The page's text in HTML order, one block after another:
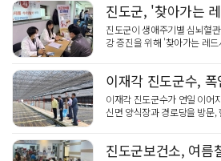
'영암군 가스판매협회', "미래 인재"
진도군이 생애주기별 심뇌혈
강 증진을 위해 '찾아가는 레
이재각 진도군수가 연일 이어
신면 양식장과 경로당을 방문